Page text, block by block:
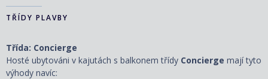
TŘÍDY PLAVBY
Třída: Concierge
Hosté ubytováni v kajutách s balkonem třídy Concierge mají tyto
výhody navíc: